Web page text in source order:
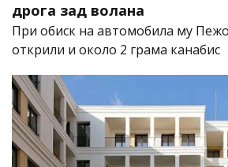
дрога зад волана
При обиск на автомобила му
открили и около 2 грама канабис